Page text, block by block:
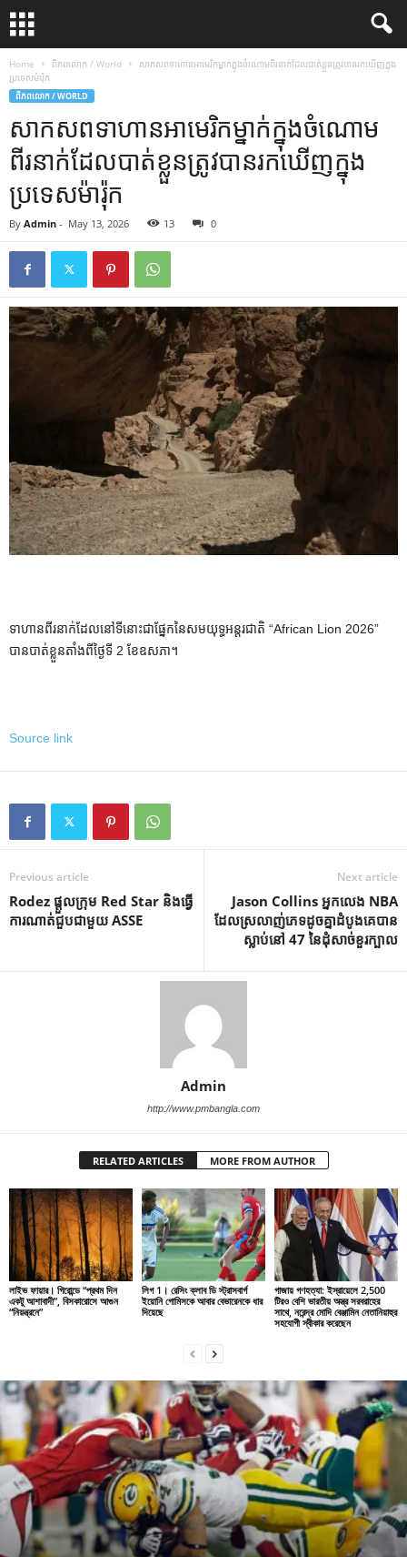
Home ពិភពលោក / World
សាកសព​ទាហាន​អាមេរិក​ម្នាក់​ក្នុង​ចំណោម​ពីរ​នាក់​ដែល​បាត់​ខ្លួន​ត្រូវ​បាន​រក​ឃើញ​ក្នុង​
ប្រទេស​ម៉ារ៉ុក
ពិភពលោក / WORLD
សាកសព​ទាហាន​អាមេរិក​ម្នាក់​ក្នុង​ចំណោម​
ពីរ​នាក់​ដែល​បាត់​ខ្លួន​ត្រូវ​បាន​រក​ឃើញ​ក្នុង​
ប្រទេស​ម៉ារ៉ុក
By Admin - May 13, 2026 13 0
ទាហានពីរនាក់ដែលនៅទីនោះជាផ្នែកនៃសមយុទ្ធអន្តរជាតិ “African Lion 2026”
បានបាត់ខ្លួនតាំងពីថ្ងៃទី 2 ខែឧសភា។
Source link
Previous article
Rodez ផ្តួលក្រុម Red Star និងធ្វើ
ការណាត់ជួបជាមួយ ASSE
Next article
Jason Collins អ្នកលេង NBA
ដែលស្រលាញ់ភេទដូចគ្នាដំបូងគេបាន
ស្លាប់នៅ 47 នៃដុំសាច់ខួរក្បាល
Admin
http://www.pmbangla.com
RELATED ARTICLES MORE FROM AUTHOR
লাইভ ফায়ার। গিরোন্ডে “প্রথম দিন
একটু আশাবাদী”, বিসকারোসে আগুন
“নিয়ন্ত্রনে”
লিগ 1। রেসিং ক্লাব ডি স্ট্রাসবার্গ
ইয়োনি গোমিসকে আবার বেভারেনকে ধার
দিয়েছে
গাজায় গণহত্যা: ইস্রায়েলে 2,500
টিরও বেশি ভারতীয় অস্ত্র সরবরাহের
সাথে, নরেন্দ্র মোদি বেঞ্জামিন নেতানিয়াহুর
সহযোগী স্বীকার করেছেন